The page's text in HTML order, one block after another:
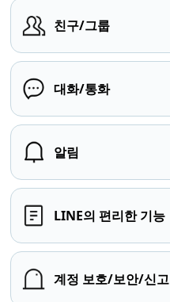
친구/그룹
대화/통화
알림
LINE의 편리한 기능
계정 보호/보안/신고